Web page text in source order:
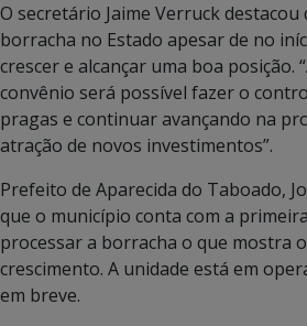
O secretário Jaime Verruck destacou
borracha no Estado apesar de no
crescer e alcançar uma boa posição.
convênio será possível fazer o
pragas e continuar avançando na
atração de novos investimentos”.
Prefeito de Aparecida do Taboado,
que o município conta com a
processar a borracha o que mostra
crescimento. A unidade está em
em breve.